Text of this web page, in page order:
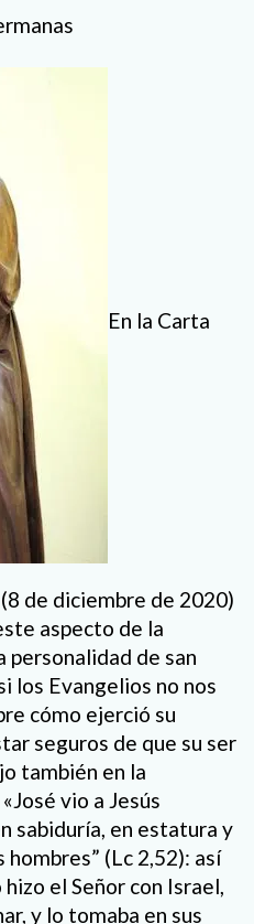
En la Carta
de diciembre de 2020)
aspecto de la
personalidad de san
los Evangelios no nos
cómo ejerció su
seguros de que su ser
también en la
vio a Jesús
sabiduría, en estatura y
(Lc 2,52): así
el Señor con Israel,
y lo tomaba en sus